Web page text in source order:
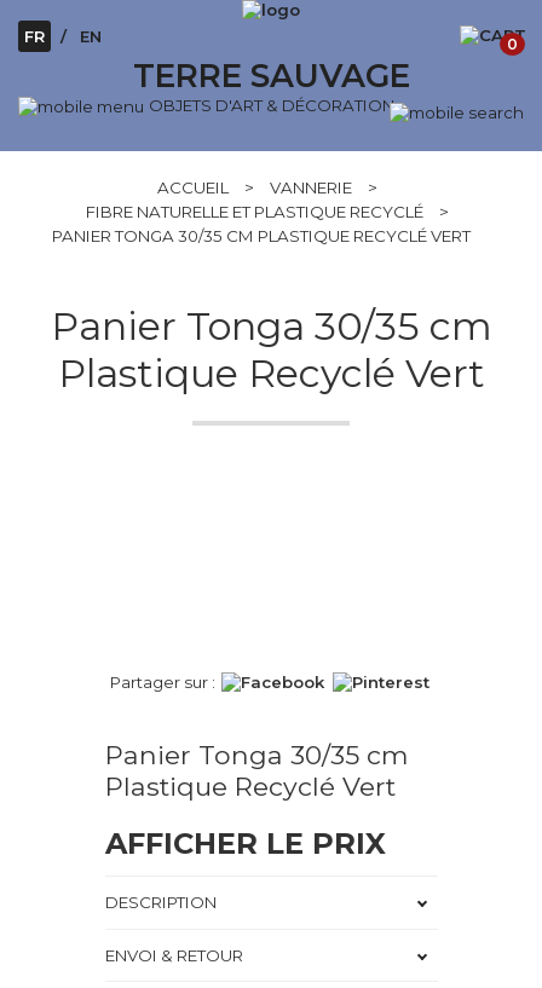
TERRE SAUVAGE
OBJETS D'ART & DÉCORATION
FR EN 0
ACCUEIL > VANNERIE
>
FIBRE NATURELLE ET PLASTIQUE RECYCLÉ
>
PANIER TONGA 30/35 CM PLASTIQUE RECYCLÉ VERT
Panier Tonga 30/35 cm
Plastique Recyclé Vert
Partager sur :
Panier Tonga 30/35 cm
Plastique Recyclé Vert
AFFICHER LE PRIX
DESCRIPTION
ENVOI & RETOUR